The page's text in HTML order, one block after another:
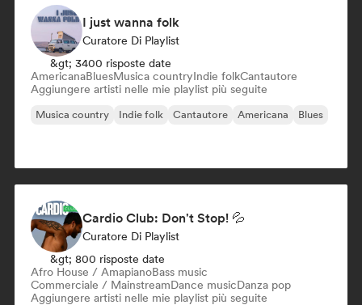
I just wanna folk
Curatore Di Playlist
&gt; 3400 risposte date
AmericanaBluesMusica countryIndie folkCantautore
Aggiungere artisti nelle mie playlist più seguite
Musica country Indie folk Cantautore Americana Blues
Cardio Club: Don't Stop! 💦
Curatore Di Playlist
&gt; 800 risposte date
Afro House / AmapianoBass music
Commerciale / MainstreamDance musicDanza pop
Aggiungere artisti nelle mie playlist più seguite